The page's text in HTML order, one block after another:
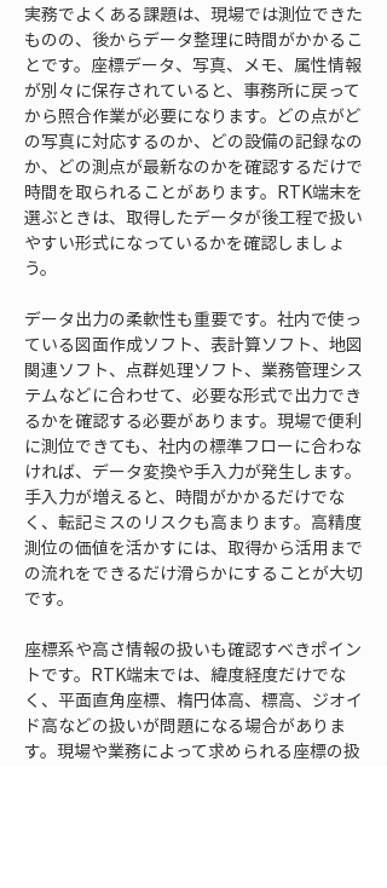
実務でよくある課題は、現場では測位できた
ものの、後からデータ整理に時間がかかるこ
とです。座標データ、写真、メモ、属性情報
が別々に保存されていると、事務所に戻って
から照合作業が必要になります。どの点がど
の写真に対応するのか、どの設備の記録なの
か、どの測点が最新なのかを確認するだけで
時間を取られることがあります。RTK端末を
選ぶときは、取得したデータが後工程で扱い
やすい形式になっているかを確認しましょ
う。
データ出力の柔軟性も重要です。社内で使っ
ている図面作成ソフト、表計算ソフト、地図
関連ソフト、点群処理ソフト、業務管理シス
テムなどに合わせて、必要な形式で出力でき
るかを確認する必要があります。現場で便利
に測位できても、社内の標準フローに合わな
ければ、データ変換や手入力が発生します。
手入力が増えると、時間がかかるだけでな
く、転記ミスのリスクも高まります。高精度
測位の価値を活かすには、取得から活用まで
の流れをできるだけ滑らかにすることが大切
です。
座標系や高さ情報の扱いも確認すべきポイン
トです。RTK端末では、緯度経度だけでな
く、平面直角座標、楕円体高、標高、ジオイ
ド高などの扱いが問題になる場合がありま
す。現場や業務によって求められる座標の扱